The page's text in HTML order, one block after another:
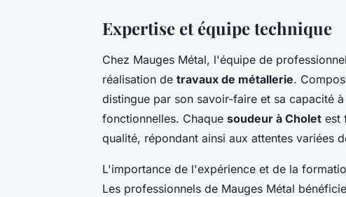
Expertise et équipe technique
Chez Mauges Métal, l'équipe de
réalisation de travaux de métallerie.
distingue par son savoir-faire et sa capacité
fonctionnelles. Chaque soudeur à Cholet est
qualité, répondant ainsi aux attentes variées
L'importance de l'expérience et de la
Les professionnels de Mauges Métal